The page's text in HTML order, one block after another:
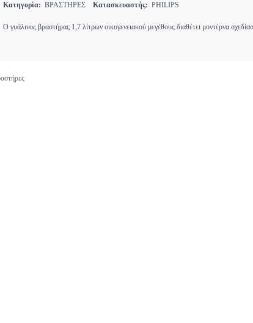
Κατηγορία: ΒΡΑΣΤΗΡΕΣ Κατασκευαστής: PHILIPS
Ο γυάλινος βραστήρας 1,7 λίτρων οικογενειακού μεγέθους διαθέτει μοντέρνα